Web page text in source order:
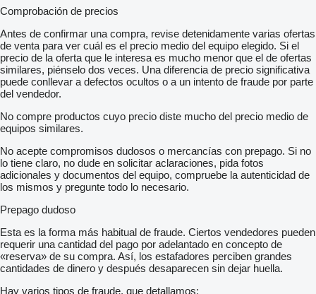
Comprobación de precios
Antes de confirmar una compra, revise detenidamente varias ofertas
de venta para ver cuál es el precio medio del equipo elegido. Si el
precio de la oferta que le interesa es mucho menor que el de ofertas
similares, piénselo dos veces. Una diferencia de precio significativa
puede conllevar a defectos ocultos o a un intento de fraude por parte
del vendedor.
No compre productos cuyo precio diste mucho del precio medio de
equipos similares.
No acepte compromisos dudosos o mercancías con prepago. Si no
lo tiene claro, no dude en solicitar aclaraciones, pida fotos
adicionales y documentos del equipo, compruebe la autenticidad de
los mismos y pregunte todo lo necesario.
Prepago dudoso
Esta es la forma más habitual de fraude. Ciertos vendedores pueden
requerir una cantidad del pago por adelantado en concepto de
«reserva» de su compra. Así, los estafadores perciben grandes
cantidades de dinero y después desaparecen sin dejar huella.
Hay varios tipos de fraude, que detallamos: